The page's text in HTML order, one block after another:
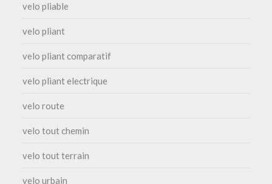
velo pliable
velo pliant
velo pliant comparatif
velo pliant electrique
velo route
velo tout chemin
velo tout terrain
velo urbain